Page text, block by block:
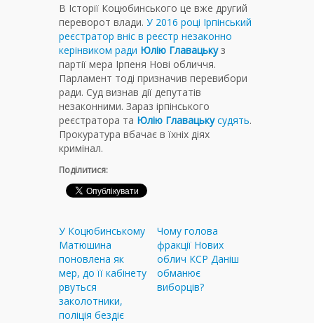
В Історії Коцюбинського це вже другий
переворот влади. У 2016 році Ірпінський
реєстратор вніс в реєстр незаконно
керінвиком ради Юлію Главацькуз
партії мера Ірпеня Нові обличчя.
Парламент тоді призначив перевибори
ради. Суд визнав дії депутатів
незаконними. Зараз ірпінського
реєстратора та Юлію Главацькусудять.
Прокуратура вбачає в їхніх діях
кримінал.
Поділитися:
У Коцюбинському
Матюшина
поновлена як
мер, до її кабінету
рвуться
заколотники,
поліція бездіє
Чому голова
фракції Нових
облич КСР Даніш
обманює
виборців?